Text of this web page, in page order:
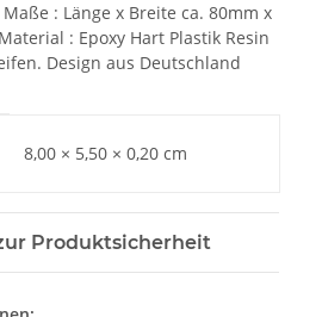
: Länge x Breite ca. 80mm x
: Epoxy Hart Plastik Resin
Design aus Deutschland
8,00 × 5,50 × 0,20 cm
Produktsicherheit